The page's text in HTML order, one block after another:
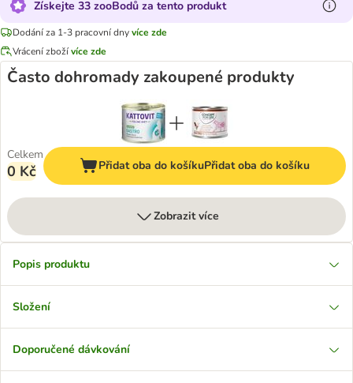
Získejte 33 zooBodů za tento produkt
Dodání za 1-3 pracovní dnyvíce zde
Vrácení zbožívíce zde
Často dohromady zakoupené produkty
Celkem
0 Kč Přidat oba do košíkuPřidat oba do košíku
Zobrazit více
Popis produktu
Složení
Doporučené dávkování